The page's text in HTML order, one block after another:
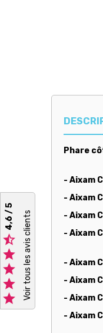





4,6 / 5 Voir tous les avis clients
Phare
- Aixam
- Aixam
- Aixam
- Aixam
- Aixam
- Aixam
- Aixam
- Aixam